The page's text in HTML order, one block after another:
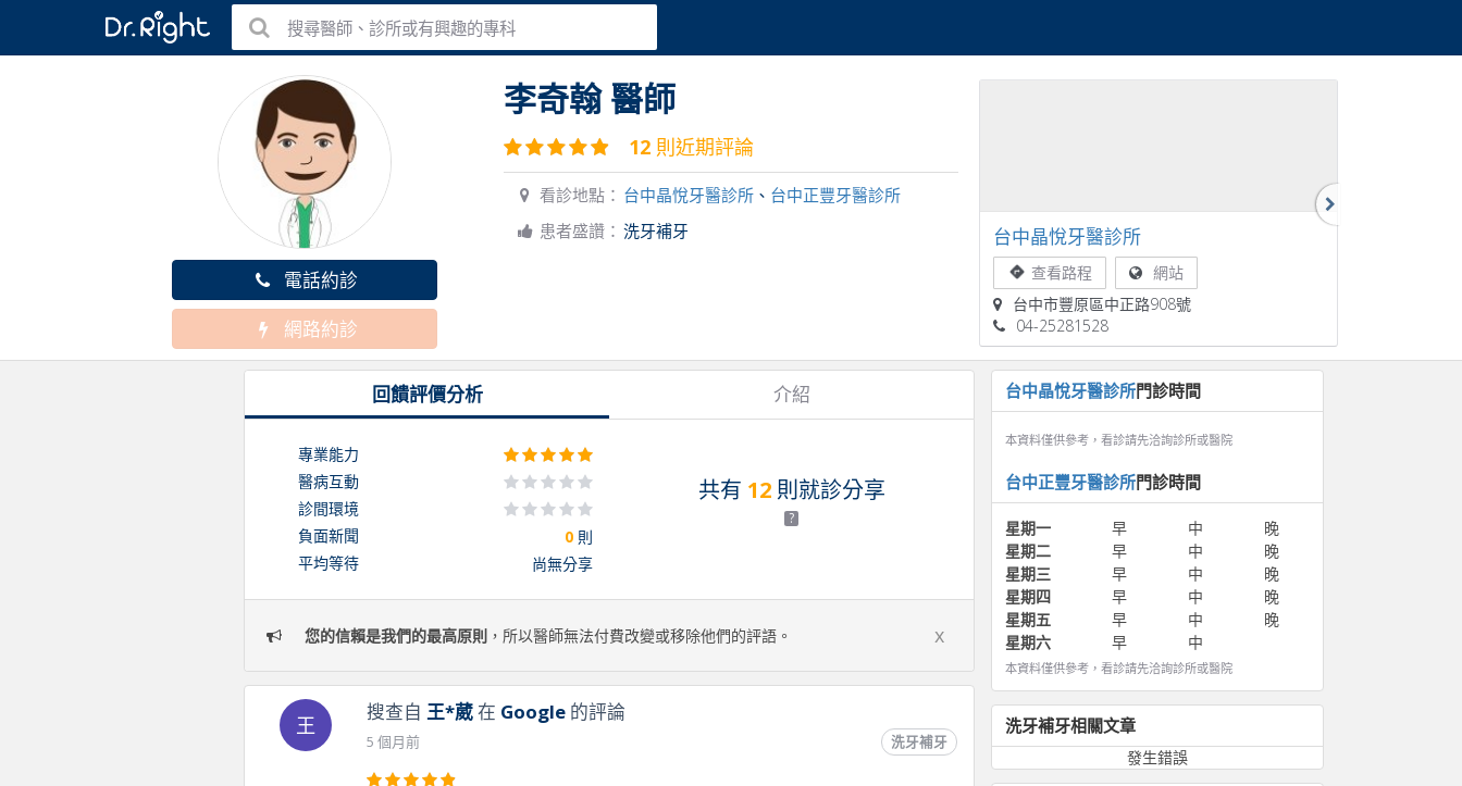
搜尋醫師、診所或有興趣的專科
電話約診
網路約診
李奇翰 醫師
12 則近期評論
看診地點： 台中晶悅牙醫診所 、 台中正豐牙醫診所
患者盛讚： 洗牙補牙 台中晶悅牙醫診所
查看路程
網站
台中市豐原區中正路908號
04-25281528
回饋評價分析 介紹
共有 12則就診分享
?
專業能力
醫病互動
診間環境
負面新聞
0 則
平均等待
尚無分享
您的信賴是我們的最高原則 ，所以醫師無法付費改變或移除他們的評語。 x
王
搜查自 王*葳在 Google的評論
5 個月前 洗牙補牙
台中晶悅牙醫診所門診時間
本資料僅供參考，看診請先洽詢診所或醫院
台中正豐牙醫診所門診時間
星期一 早 中
晚
星期二
早 中
晚
星期三
早 中
晚
星期四
早 中
晚
星期五
早 中
晚
星期六
早 中
本資料僅供參考，看診請先洽詢診所或醫院
洗牙補牙相關文章
發生錯誤